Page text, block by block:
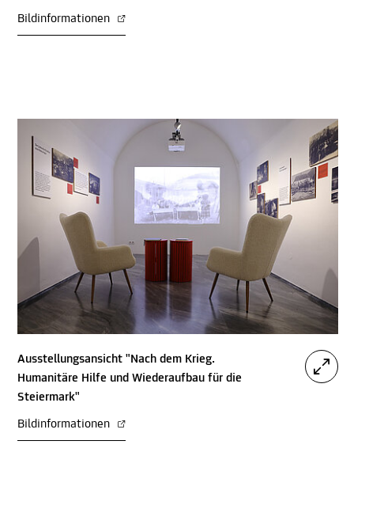
Bildinformationen
Ausstellungsansicht "Nach dem Krieg.
Humanitäre Hilfe und Wiederaufbau für die
Steiermark"
Bildinformationen